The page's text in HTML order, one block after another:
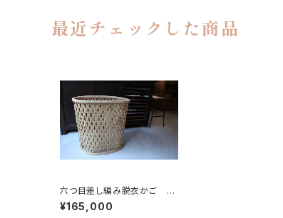
最近チェックした商品
六つ目差し編み脱衣かご 特
大
¥165,000